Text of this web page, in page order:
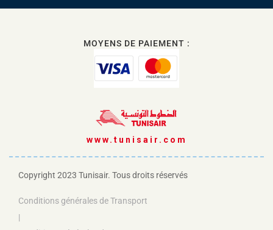
MOYENS DE PAIEMENT :
www.tunisair.com
Copyright 2023 Tunisair. Tous droits réservés
Conditions générales de Transport
|